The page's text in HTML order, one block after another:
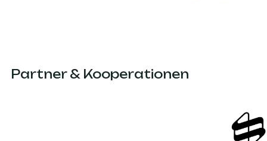
Partner & Kooperationen